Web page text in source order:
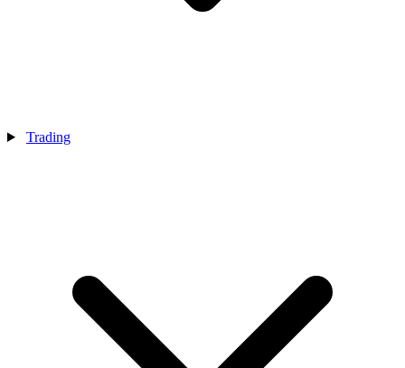
Trading